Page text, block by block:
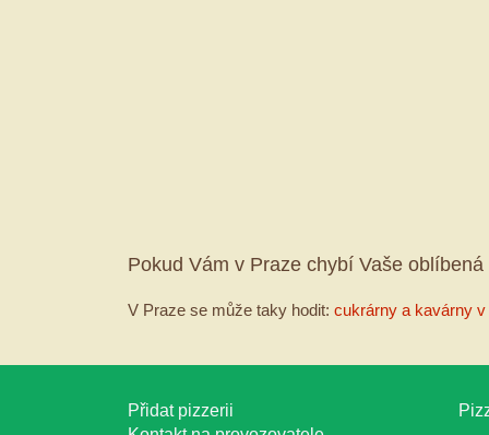
Pokud Vám v Praze chybí Vaše oblíbená
V Praze se může taky hodit: cukrárny a kavárny
Přidat pizzerii